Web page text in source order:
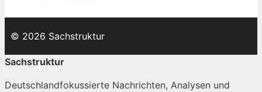
© 2026 Sachstruktur
Sachstruktur
Deutschlandfokussierte Nachrichten, Analysen und